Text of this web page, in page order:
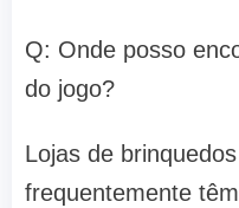
Q: Onde posso
do jogo?
Lojas de
frequentemente